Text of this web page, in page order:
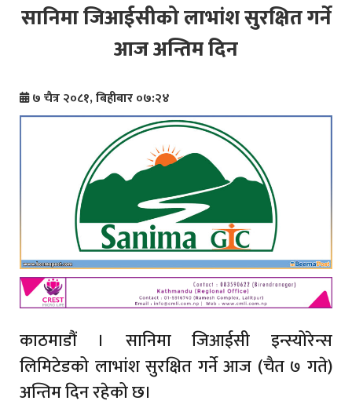
सानिमा जिआईसीको लाभांश सुरक्षित गर्ने
आज अन्तिम दिन
७ चैत्र २०८१, बिहीबार ०७:२४
काठमाडौं । सानिमा जिआईसी इन्स्योरेन्स
लिमिटेडको लाभांश सुरक्षित गर्ने आज (चैत ७ गते)
अन्तिम दिन रहेको छ।